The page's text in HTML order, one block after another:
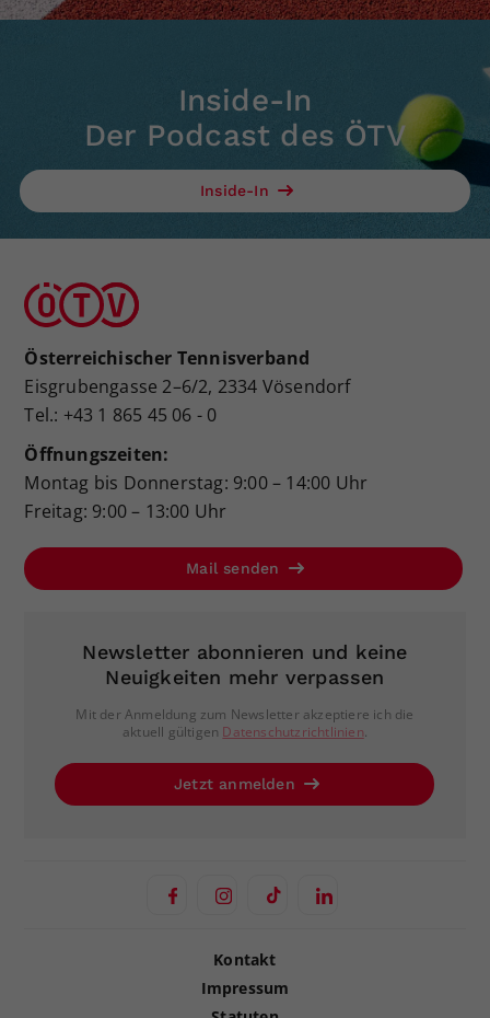
Inside-In
Der Podcast des ÖTV
Inside-In
Österreichischer Tennisverband
Eisgrubengasse 2–6/2, 2334 Vösendorf
Tel.: +43 1 865 45 06 - 0
Öffnungszeiten:
Montag bis Donnerstag: 9:00 – 14:00 Uhr
Freitag: 9:00 – 13:00 Uhr
Mail senden
Newsletter abonnieren und keine
Neuigkeiten mehr verpassen
Mit der Anmeldung zum Newsletter akzeptiere ich die
aktuell gültigen Datenschutzrichtlinien.
Jetzt anmelden
Kontakt
Impressum